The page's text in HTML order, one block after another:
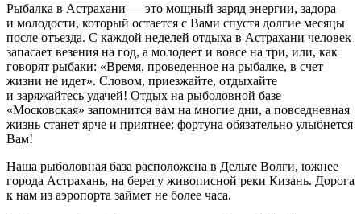
Рыбалка в Астрахани — это мощный заряд энергии, задора
и молодости, который остается с Вами спустя долгие месяцы
после отъезда. С каждой неделей отдыха в Астрахани человек
запасает везения на год, а молодеет и вовсе на три, или, как
говорят рыбаки: «Время, проведенное на рыбалке, в счет
жизни не идет». Словом, приезжайте, отдыхайте
и заряжайтесь удачей! Отдых на рыболовной базе
«Московская» запомнится вам на многие дни, а повседневная
жизнь станет ярче и приятнее: фортуна обязательно улыбнется
Вам!
Наша рыболовная база расположена в Дельте Волги, южнее
города Астрахань, на берегу живописной реки Кизань. Дорога
к нам из аэропорта займет не более часа.